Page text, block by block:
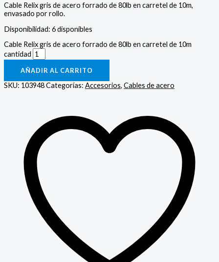
Cable Relix gris de acero forrado de 80lb en carretel de 10m,
envasado por rollo.
Disponibilidad: 6 disponibles
Cable Relix gris de acero forrado de 80lb en carretel de 10m
cantidad
AÑADIR AL CARRITO
SKU: 103948Categorías: Accesorios, Cables de acero